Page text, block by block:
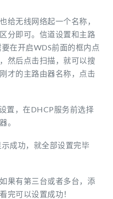
给无线网络起一个名称，
分即可。信道设置和主路
在开启WDS前面的框内点
然后点击扫描，就可以搜
才的主路由器名称，点击
置，在DHCP服务前选择
。
成功，就全部设置完毕
果有第三台或者多台，添
完可以设置成功！